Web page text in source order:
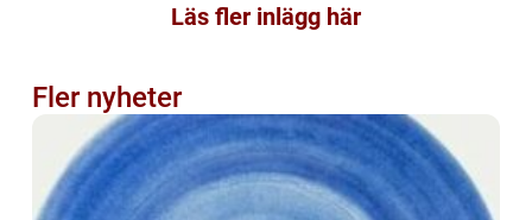
Läs fler inlägg här
Fler nyheter